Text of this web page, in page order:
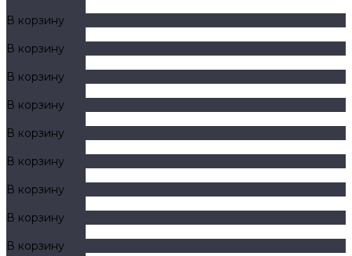
В корзину
В корзину
В корзину
В корзину
В корзину
В корзину
В корзину
В корзину
В корзину